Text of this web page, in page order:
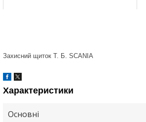
Захисний щиток Т. Б. SCANIA
Характеристики
Основні